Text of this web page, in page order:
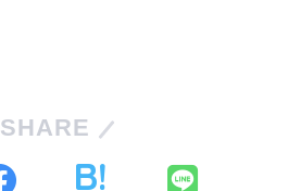
SHARE